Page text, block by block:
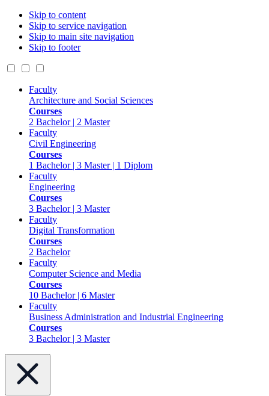
Skip to content
Skip to service navigation
Skip to main site navigation
Skip to footer
Faculty
Architecture and Social Sciences
Courses
2 Bachelor | 2 Master
Faculty
Civil Engineering
Courses
1 Bachelor | 3 Master | 1 Diplom
Faculty
Engineering
Courses
3 Bachelor | 3 Master
Faculty
Digital Transformation
Courses
2 Bachelor
Faculty
Computer Science and Media
Courses
10 Bachelor | 6 Master
Faculty
Business Administration and Industrial Engineering
Courses
3 Bachelor | 3 Master